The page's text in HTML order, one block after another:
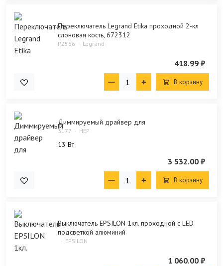
Переключатель Legrand Etika проходной 2-кл
слоновая кость, 672312
P2566 Legrand
418.99 ₽
В корзину
Диммируемый драйвер для
3177 HEP
13 Bт
3 532.00 ₽
В корзину
Выключатель EPSILON 1кл. проходной с LED
подсветкой алюминий
EPSILON
1 060.00 ₽